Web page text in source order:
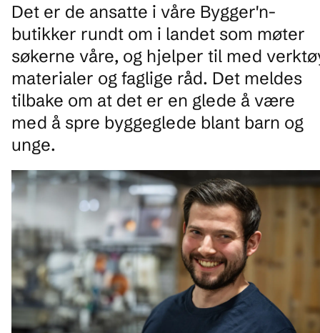
Det er de ansatte i våre Bygger'n-
butikker rundt om i landet som møter
søkerne våre, og hjelper til med
materialer og faglige råd. Det meldes
tilbake om at det er en glede å være
med å spre byggeglede blant barn og
unge.